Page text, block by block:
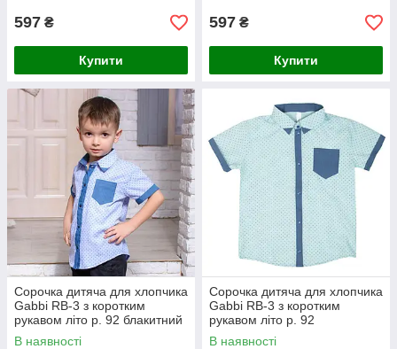
597 ₴
Купити
597 ₴
Купити
Сорочка дитяча для хлопчика
Gabbi RB-3 з коротким
рукавом літо р. 92 блакитний
В наявності
Сорочка дитяча для хлопчика
Gabbi RB-3 з коротким
рукавом літо р. 92
ментоловий
В наявності